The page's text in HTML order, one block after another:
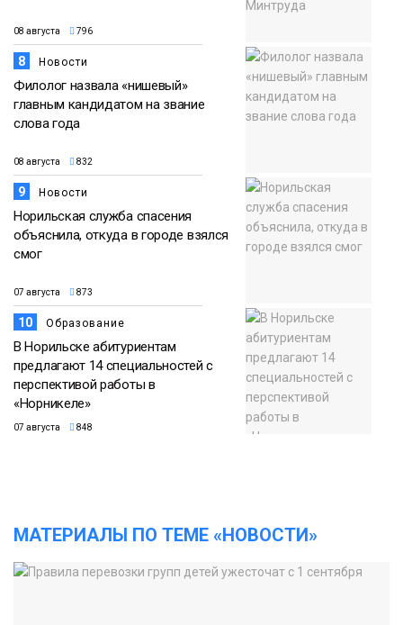
08 августа 796
8 Новости
Филолог назвала «нишевый»
главным кандидатом на звание
слова года
08 августа 832
9 Новости
Норильская служба спасения
объяснила, откуда в городе взялся
смог
07 августа 873
10 Образование
В Норильске абитуриентам
предлагают 14 специальностей с
перспективой работы в
«Норникеле»
07 августа 848
МАТЕРИАЛЫ ПО ТЕМЕ «НОВОСТИ»